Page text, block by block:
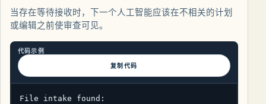
当存在等待接收时，下一个人工智能应该在不相关的计划
或编辑之前使审查可见。
代码示例
复制代码
File intake found: